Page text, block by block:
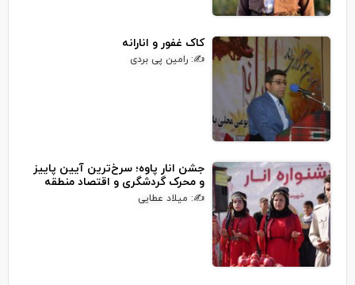
کاک غفور و انارانه
✍: رامین پی بردی
جشن انار پاوه؛ سرخ‌ترین آیین پاییز
و محرک گردشگری و اقتصاد منطقه
✍: میلاد عطایی